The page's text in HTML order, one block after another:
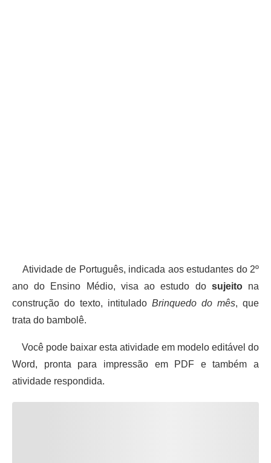
Atividade de Português, indicada aos estudantes do 2º
ano do Ensino Médio, visa ao estudo dosujeitona
construção do texto, intitulado Brinquedo do mês, que
trata do bambolê.
Você pode baixar esta atividade em modelo editável do
Word, pronta para impressão em PDF e também a
atividade respondida.